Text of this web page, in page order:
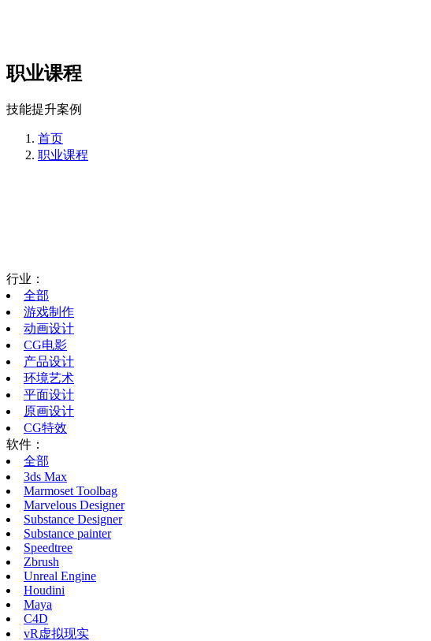
职业课程
技能提升案例
首页
职业课程
行业：
全部
游戏制作
动画设计
CG电影
产品设计
环境艺术
平面设计
原画设计
CG特效
软件：
全部
3ds Max
Marmoset Toolbag
Marvelous Designer
Substance Designer
Substance painter
Speedtree
Zbrush
Unreal Engine
Houdini
Maya
C4D
vR虚拟现实